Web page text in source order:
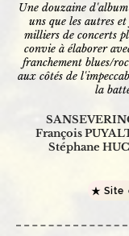
Une douzained'album
uns que les autres
milliers de concerts
convie à élaborer
franchement blues/
aux côtés de
la
François
Stéphane
Site